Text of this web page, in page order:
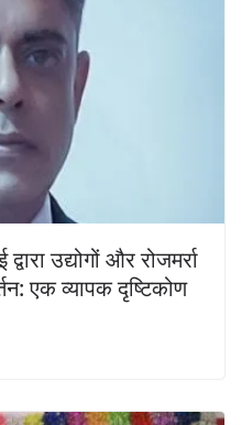
उद्योगों और रोजमर्रा
एक व्यापक दृष्टिकोण